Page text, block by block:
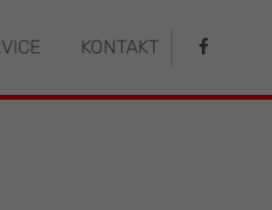
col4" existiert
KONTAKT